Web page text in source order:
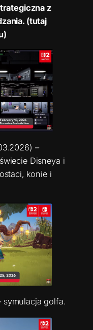
z
(tutaj
–
Disneya i
konie i
symulacja golfa.